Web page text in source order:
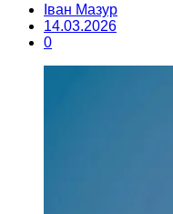
Іван Мазур
14.03.2026
0